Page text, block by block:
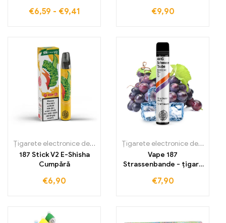
pentru vaperi exigenți
€6,59 - €9,41 €9,90
Țigarete electronice de unică folosință ,Țigarete electronice de
187 Stick V2 E-Shisha
Cumpără
€6,90
Țigarete electronice de unică folosință
Vape 187
Strassenbande - țigară
folosință
€7,90